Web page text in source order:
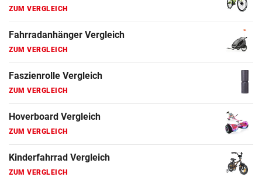
ZUM VERGLEICH
Fahrradanhänger Vergleich
ZUM VERGLEICH
Faszienrolle Vergleich
ZUM VERGLEICH
Hoverboard Vergleich
ZUM VERGLEICH
Kinderfahrrad Vergleich
ZUM VERGLEICH